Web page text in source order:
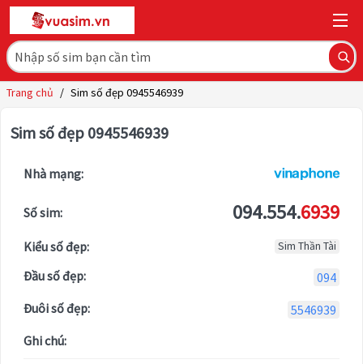
Trang chủ / Sim số đẹp 0945546939
Sim số đẹp 0945546939
Nhà mạng:
Số sim: 094.554.6939
Kiểu số đẹp: Sim Thần Tài
Đầu số đẹp:
094
Đuôi số đẹp:
5546939
Ghi chú: